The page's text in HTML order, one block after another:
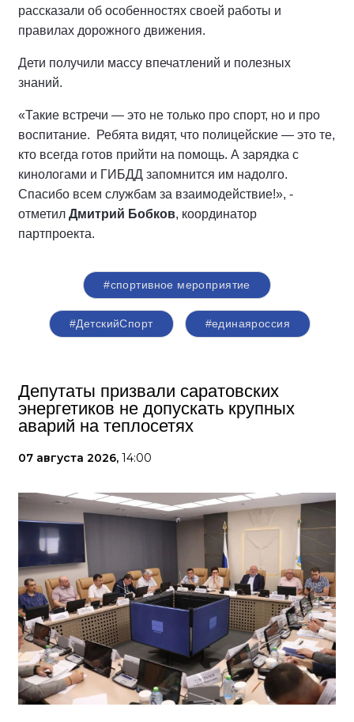
рассказали об особенностях своей работы и
правилах дорожного движения.
Дети получили массу впечатлений и полезных
знаний.
«Такие встречи — это не только про спорт, но и про
воспитание. Ребята видят, что полицейские — это те,
кто всегда готов прийти на помощь. А зарядка с
кинологами и ГИБДД запомнится им надолго.
Спасибо всем службам за взаимодействие!», -
отметил Дмитрий Бобков, координатор
партпроекта.
#спортивное мероприятие
#ДетскийСпорт #единаяроссия
Депутаты призвали саратовских
энергетиков не допускать крупных
аварий на теплосетях
07 августа 2026, 14:00